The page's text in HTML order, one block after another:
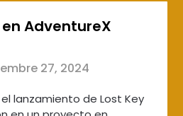
AdventureX
27, 2024
lanzamiento de Lost Key